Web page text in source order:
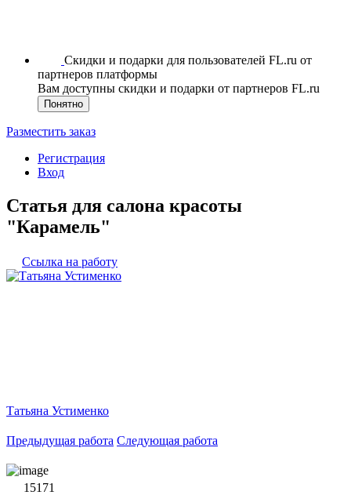
Скидки и подарки для пользователей FL.ru от
партнеров платформы
Вам доступны скидки и подарки от партнеров FL.ru
Понятно
Разместить заказ
Регистрация
Вход
Статья для салона красоты
"Карамель"
Ссылка на работу
Татьяна Устименко
Предыдущая работа Следующая работа
15171